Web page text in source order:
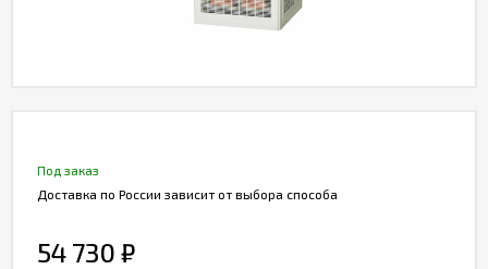
Под заказ
Доставка по России зависит от выбора способа
54 730 ₽